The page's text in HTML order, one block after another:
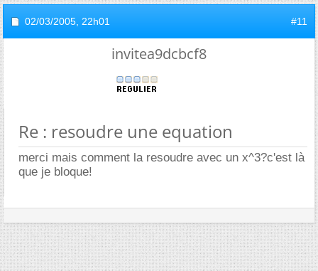
02/03/2005, 22h01 #11
invitea9dcbcf8
Re : resoudre une equation
merci mais comment la resoudre avec un x^3?c'est là
que je bloque!